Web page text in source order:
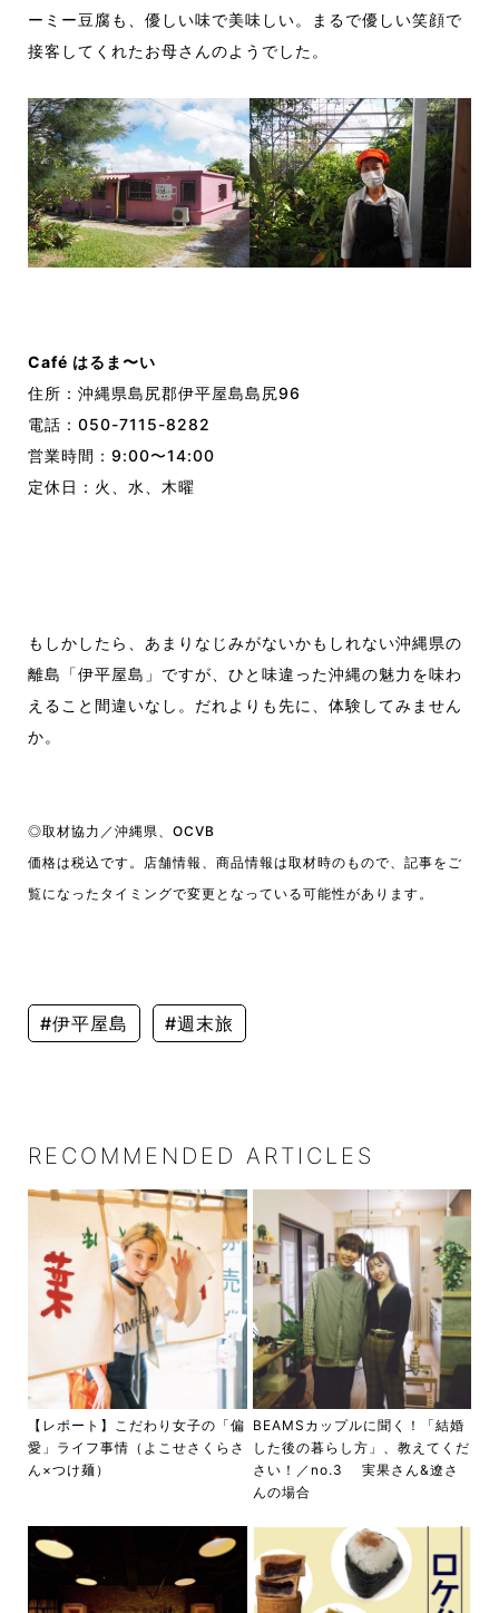
ーミー豆腐も 、優しい味で美味し い。 まるで優しい笑顔で
接客してくれたお母さんのよう でした。
Café はるま〜い
住所：沖縄県島尻郡伊平屋島島尻96
電話： 050-7115-8282
営業時間： 9:00〜14:00
定休日：火、水、木曜
もしかしたら、あまりなじみがないかもしれない沖縄県の
離島「伊平屋島」ですが、 ひと味違った沖縄の魅力を味わ
えること間違いなし。 だれよりも先に、 体験してみ ません
か。
◎取材協力／ 沖縄県、OCVB
価格は税込です。店舗情報、商品情報は取材時のもので、記事をご
覧になったタイミングで変更となっている可能性があります。
#伊平屋島 #週末旅
RECOMMENDED ARTICLES
【レポート】こだわり女子の「偏
愛」ライフ事情（よこせさくらさ
ん×つけ麺）
BEAMSカップルに聞く！「結婚
した後の暮らし方」、教えてくだ
さい！／no.3 実果さん&遼さ
んの場合